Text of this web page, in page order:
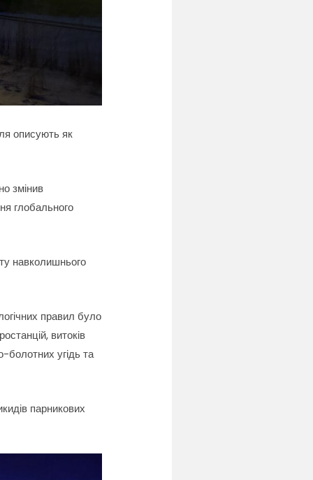
описують як
змінив
глобального
навколишнього
правил було
витоків
болотних угідь та
парникових